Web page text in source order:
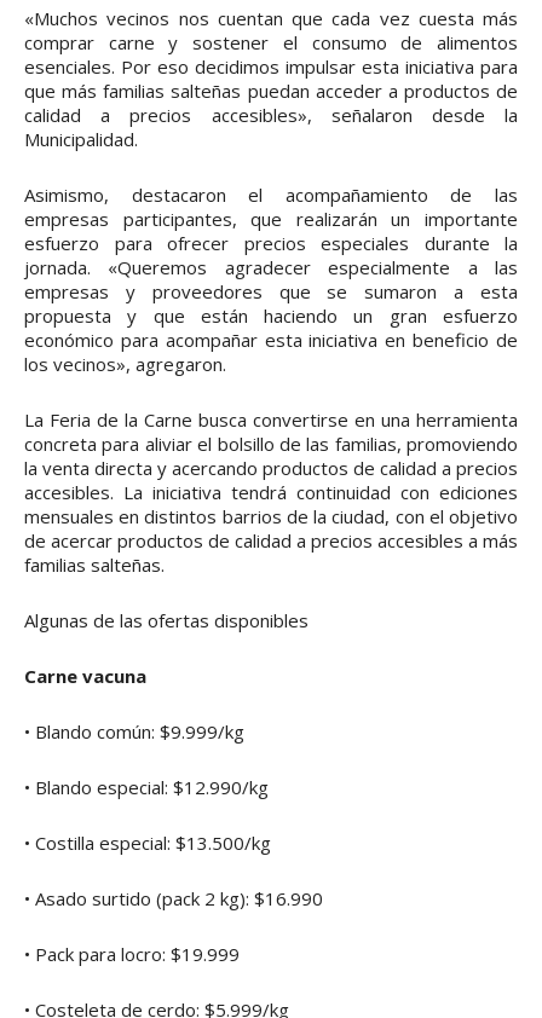
«Muchos vecinos nos cuentan que cada vez cuesta más
comprar carne y sostener el consumo de alimentos
esenciales. Por eso decidimos impulsar esta iniciativa para
que más familias salteñas puedan acceder a productos de
calidad a precios accesibles», señalaron desde la
Municipalidad.
Asimismo, destacaron el acompañamiento de las
empresas participantes, que realizarán un importante
esfuerzo para ofrecer precios especiales durante la
jornada. «Queremos agradecer especialmente a las
empresas y proveedores que se sumaron a esta
propuesta y que están haciendo un gran esfuerzo
económico para acompañar esta iniciativa en beneficio de
los vecinos», agregaron.
La Feria de la Carne busca convertirse en una herramienta
concreta para aliviar el bolsillo de las familias, promoviendo
la venta directa y acercando productos de calidad a precios
accesibles. La iniciativa tendrá continuidad con ediciones
mensuales en distintos barrios de la ciudad, con el objetivo
de acercar productos de calidad a precios accesibles a más
familias salteñas.
Algunas de las ofertas disponibles
Carne vacuna
• Blando común: $9.999/kg
• Blando especial: $12.990/kg
• Costilla especial: $13.500/kg
• Asado surtido (pack 2 kg): $16.990
• Pack para locro: $19.999
• Costeleta de cerdo: $5.999/kg